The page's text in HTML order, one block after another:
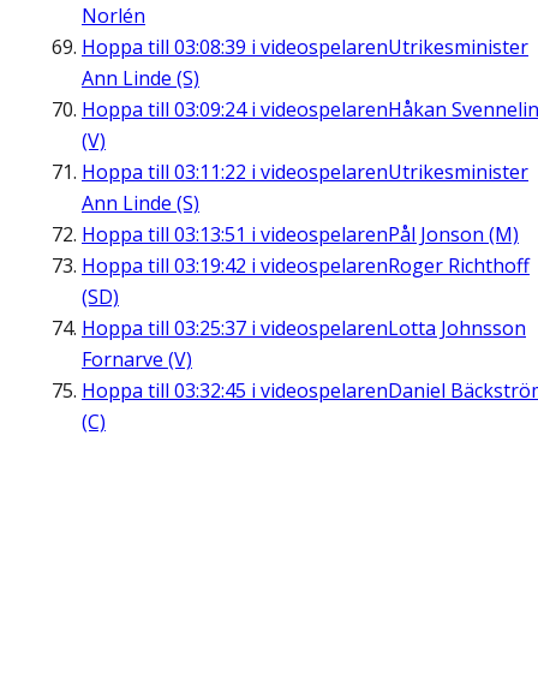
Norlén
Hoppa till 03:08:39 i videospelarenUtrikesminister
Ann Linde (S)
Hoppa till 03:09:24i videospelarenHåkan
(V)
Hoppa till 03:11:22 i videospelarenUtrikesminister
Ann Linde (S)
Hoppa till 03:13:51 i videospelarenPål Jonson (M)
Hoppa till 03:19:42 i videospelarenRoger Richthoff
(SD)
Hoppa till 03:25:37 i videospelarenLotta Johnsson
Fornarve (V)
Hoppa till 03:32:45 i videospelarenDaniel
(C)